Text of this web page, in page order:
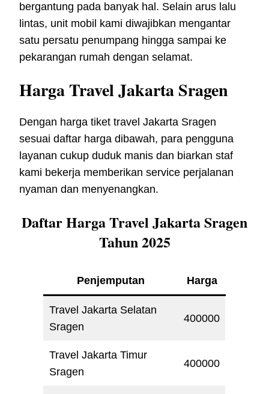
bergantung pada banyak hal. Selain arus lalu
lintas, unit mobil kami diwajibkan mengantar
satu persatu penumpang hingga sampai ke
pekarangan rumah dengan selamat.
Harga Travel Jakarta Sragen
Dengan harga tiket travel Jakarta Sragen
sesuai daftar harga dibawah, para pengguna
layanan cukup duduk manis dan biarkan staf
kami bekerja memberikan service perjalanan
nyaman dan menyenangkan.
Daftar Harga Travel Jakarta Sragen
Tahun 2025
Penjemputan Harga
Travel Jakarta Selatan
Sragen
400000
Travel Jakarta Timur
Sragen
400000